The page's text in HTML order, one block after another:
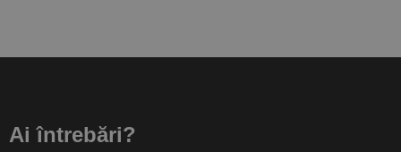
Ai întrebări?